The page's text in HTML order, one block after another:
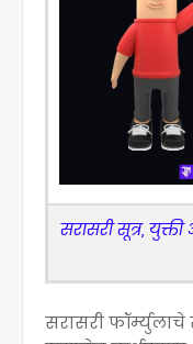
सरासरी सूत्र,
सरासरी फॉर्म्युलाचे